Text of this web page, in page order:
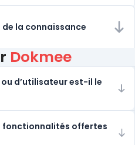
la connaissance
Dokmee
d’utilisateur est-il le
fonctionnalités offertes